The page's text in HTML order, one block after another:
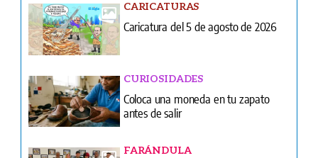
CURIOSIDADES
Coloca una moneda en tu zapato
FARÁNDULA
Exposición de caricaturas sobre Donald
Trump
NACIONALES